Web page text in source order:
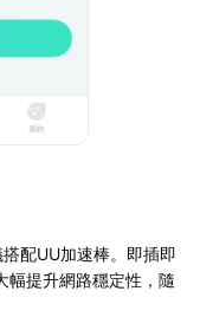
配UU加速棒。即插即
幅提升網路穩定性，隨